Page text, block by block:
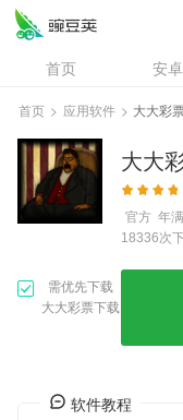
首页 安
资讯
问答
首页 > 应用软件 > 大大彩
大大
官方 年
18336次
需优先下载
大大彩票下载
软件教程